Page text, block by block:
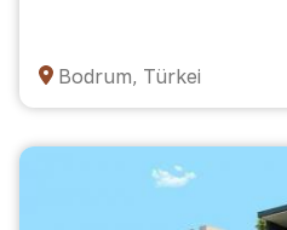
Bodrum, Türkei